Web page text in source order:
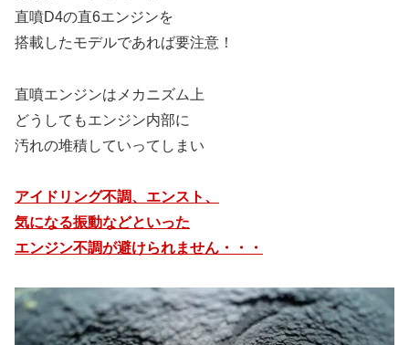
直噴D4の直6エンジンを
搭載したモデルであれば要注意！
直噴エンジンはメカニズム上
どうしてもエンジン内部に
汚れの堆積していってしまい
アイドリング不調、エンスト、
気になる振動などといった
エンジン不調が避けられません・・・